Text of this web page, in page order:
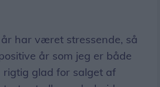
har været stressende, så
år som jeg er både
rigtig glad for salget af